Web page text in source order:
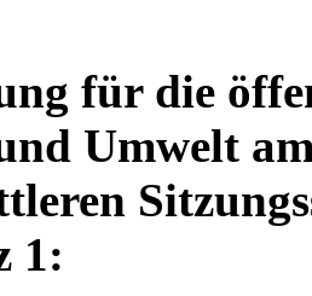
für die
Umwelt
1: